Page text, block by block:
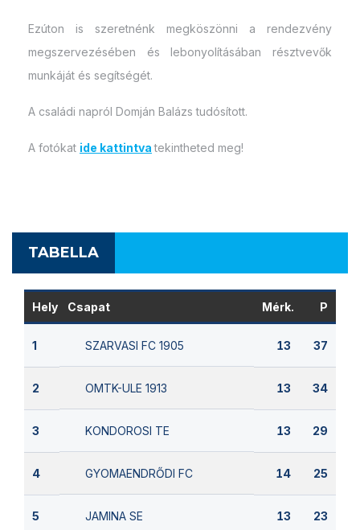
Ezúton is szeretnénk megköszönni a rendezvény
megszervezésében és lebonyolításában résztvevők
munkáját és segítségét.
A családi napról Domján Balázs tudósított.
A fotókat ide kattintva tekintheted meg!
TABELLA
Hely Csapat Mérk. P
1 SZARVASI FC 1905 13 37
2 OMTK-ULE 1913 13 34
3 KONDOROSI TE 13 29
4 GYOMAENDRŐDI FC 14 25
5 JAMINA SE 13 23